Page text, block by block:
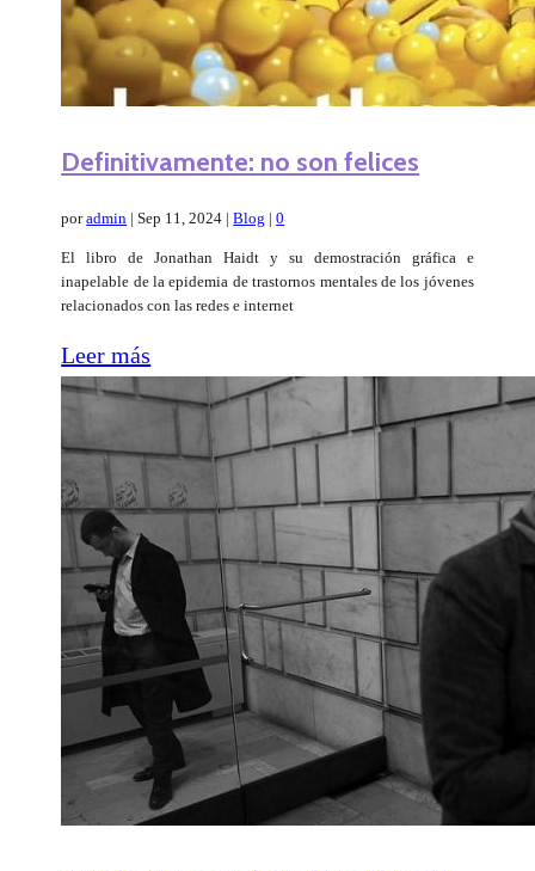
Definitivamente: no son felices
poradmin |Sep 11, 2024 |Blog |0
El libro de Jonathan Haidt y su demostración gráfica e
inapelable de la epidemia de trastornos mentales de los jóvenes
relacionados con las redes e internet
Leer más